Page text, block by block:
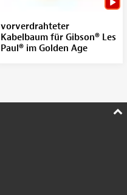
vorverdrahteter
Kabelbaum für Gibson® Les
Paul® im Golden Age